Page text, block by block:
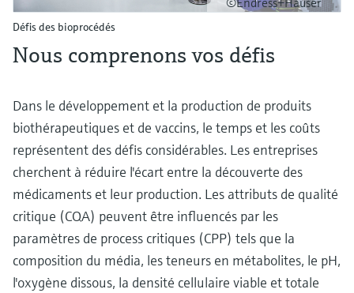
Défis des bioprocédés
Nous comprenons vos défis
Dans le développement et la production de produits
biothérapeutiques et de vaccins, le temps et les coûts
représentent des défis considérables. Les entreprises
cherchent à réduire l'écart entre la découverte des
médicaments et leur production. Les attributs de qualité
critique (CQA) peuvent être influencés par les
paramètres de process critiques (CPP) tels que la
composition du média, les teneurs en métabolites, le pH,
l'oxygène dissous, la densité cellulaire viable et totale